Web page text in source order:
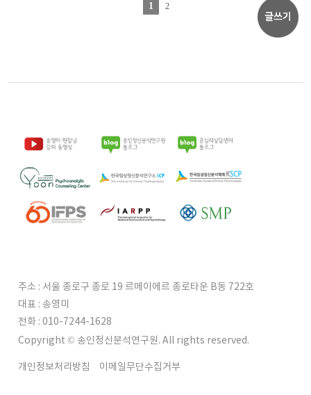
1 2
주소 : 서울 종로구 종로 19 르메이에르 종로타운 B동 722호
대표 : 송영미
전화 : 010-7244-1628
Copyright © 송인정신분석연구원. All rights reserved.
개인정보처리방침 이메일무단수집거부